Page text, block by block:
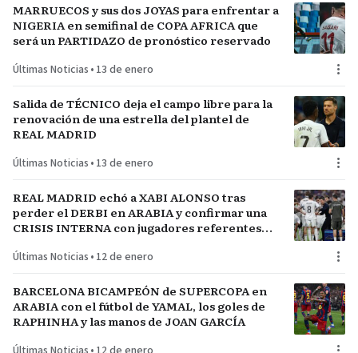
MARRUECOS y sus dos JOYAS para enfrentar a
NIGERIA en semifinal de COPA AFRICA que
será un PARTIDAZO de pronóstico reservado
Últimas Noticias • 13 de enero
Salida de TÉCNICO deja el campo libre para la
renovación de una estrella del plantel de
REAL MADRID
Últimas Noticias • 13 de enero
REAL MADRID echó a XABI ALONSO tras
perder el DERBI en ARABIA y confirmar una
CRISIS INTERNA con jugadores referentes
Últimas Noticias • 12 de enero
BARCELONA BICAMPEÓN de SUPERCOPA en
ARABIA con el fútbol de YAMAL, los goles de
RAPHINHA y las manos de JOAN GARCÍA